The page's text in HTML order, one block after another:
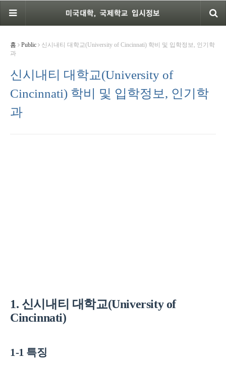
홈 Public
신시내티 대학교(University of Cincinnati) 학비 및 입학정보, 인기학
과
신시내티 대학교(University of
Cincinnati) 학비 및 입학정보, 인기학
과
1. 신시내티 대학교(University of
Cincinnati)
1-1 특징